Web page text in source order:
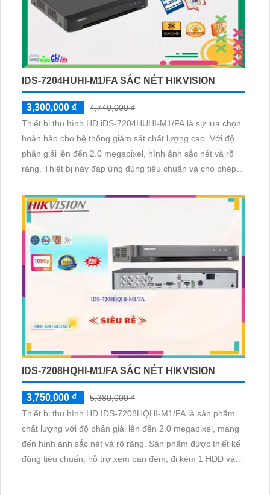
IDS-7204HUHI-M1/FA SẮC NÉT HIKVISION
3,300,000 ₫
4,740,000 ₫
Thiết bị thu hình HD iDS-7204HUHI-M1/FA là sự lựa chọn
hoàn hảo cho hệ thống giám sát chất lượng cao. Với độ
phân giải lên đến 2.0 megapixel, hình ảnh sắc nét và rõ
ràng. Thiết bị này đáp ứng đúng tiêu chuẩn và cho phép
IDS-7208HQHI-M1/FA SẮC NÉT HIKVISION
3,750,000 ₫
5,380,000 ₫
Thiết bị thu hình HD IDS-7208HQHI-M1/FA là sản phẩm
chất lượng với độ phân giải lên đến 2.0 megapixel, mang
đến hình ảnh sắc nét và rõ ràng. Sản phẩm được thiết kế
đúng tiêu chuẩn, hỗ trợ xem ban đêm, đi kèm 1 HDD và